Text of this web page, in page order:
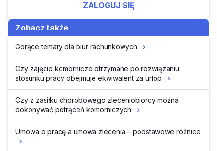
ZALOGUJ SIĘ
Zobacz także
Gorące tematy dla biur rachunkowych
Czy zajęcie komornicze otrzymane po rozwiązaniu
stosunku pracy obejmuje ekwiwalent za urlop
Czy z zasiłku chorobowego zleceniobiorcy można
dokonywać potrąceń komorniczych
Umowa o pracę a umowa zlecenia – podstawowe różnice